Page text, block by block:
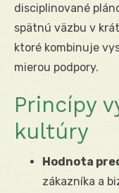
disciplinované
spätnú väzbu v
ktoré kombinuje
mierou podpory.
Princípy
kultúry
Hodnota
zákazníka a